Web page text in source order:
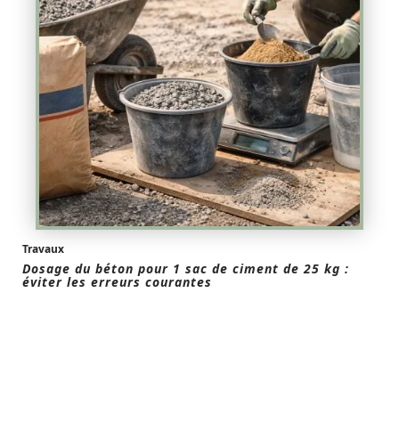
Travaux
Dosage du béton pour 1 sac de ciment de 25 kg :
éviter les erreurs courantes